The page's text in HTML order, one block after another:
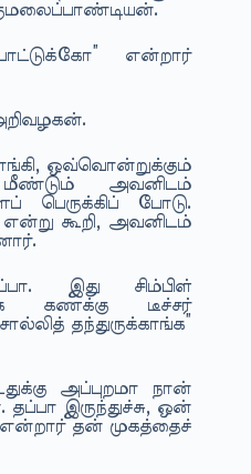
என்றார்
ஒவ்வொன்றுக்கும்
மீண்டும் அவனிடம்
பெருக்கிப் போடு.
கூறி, அவனிடம்
இது சிம்பிள்
கணக்கு டீச்சர்
தந்துருக்காங்க”
அப்புறமா நான்
இருந்துச்சு, ஒன்
தன் முகத்தைச்